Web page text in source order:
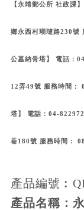
【永靖鄉公所 社政課
鄉永西村瑚璉路230
公墓納骨塔】 電話：
12弄49號 服務時間：
塔】 電話：04-
巷180號 服務時間：
產品編號
產品名稱：